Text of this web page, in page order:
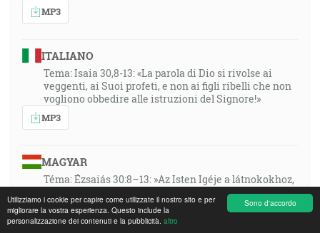
Sono d'accordo
Utilizziamo i cookie per capire come utilizzate il nostro sito e per
migliorare la vostra esperienza. Questo include la
personalizzazione dei contenuti e la pubblicità. altro
MP3
ITALIANO
Tema: Isaia 30,8-13: «La parola di Dio si rivolse ai
veggenti, ai Suoi profeti, e non ai figli ribelli che non
vogliono obbedire alle istruzioni del Signore!»
MP3
MAGYAR
Téma: Ézsaiás 30:8–13: »Az Isten Igéje a látnokokhoz,
az Ő prófétáihoz intéződött, nem pedig a félresikerült
fiakhoz, akik nem akarnak engedelmeskedni az ÚR
utasításainak!«